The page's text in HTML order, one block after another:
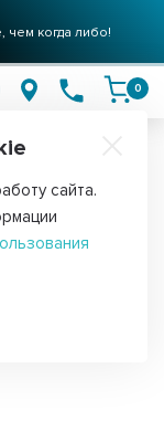
чем когда либо!
0
ТЭНы для
сайта.